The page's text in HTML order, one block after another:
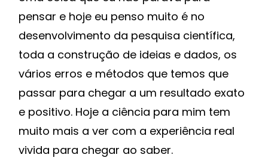
pensar e hoje eu penso muito é no
desenvolvimento da pesquisa científica,
toda a construção de ideias e dados, os
vários erros e métodos que temos que
passar para chegar a um resultado exato
e positivo. Hoje a ciência para mim tem
muito mais a ver com a experiência real
vivida para chegar ao saber.